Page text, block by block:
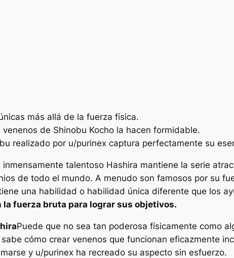
más allá de la fuerza física.
de Shinobu Kocho la hacen formidable.
realizado por u/purinex captura perfectamente su
inmensamente talentoso Hashira mantiene la serie
de todo el mundo. A menudo son famosos por su
una habilidad o habilidad única diferente que los
la fuerza bruta para lograr sus objetivos.
Puede que no sea tan poderosa físicamente como
cómo crear venenos que funcionan eficazmente
y u/purinex ha recreado su aspecto sin esfuerzo.